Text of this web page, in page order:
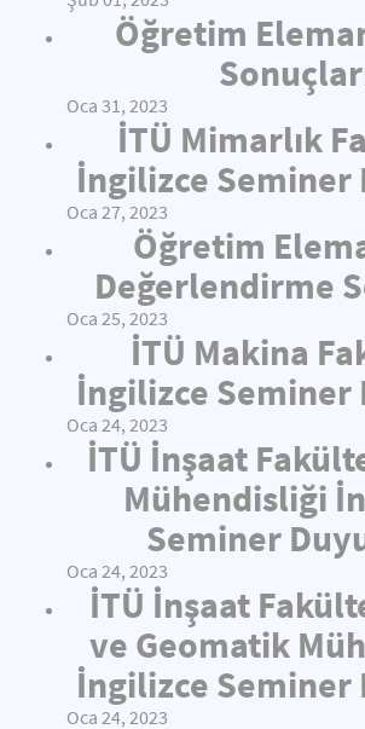
Öğretim
Oca 31, 2023
İTÜ Mimarlık
İngilizce Seminer
Oca 27, 2023
Öğretim
Değerlendirme
Oca 25, 2023
İTÜ Makina
İngilizce Seminer
Oca 24, 2023
İTÜ İnşaat
Mühendisliği
Seminer
Oca 24, 2023
İTÜ İnşaat
ve Geomatik
İngilizce Seminer
Oca 24, 2023